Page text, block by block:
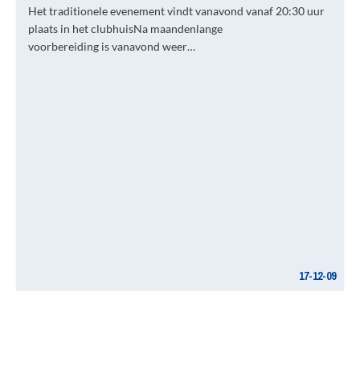
Het traditionele evenement vindt vanavond vanaf 20:30 uur
plaats in het clubhuisNa maandenlange
voorbereiding is vanavond weer…
17-12-09